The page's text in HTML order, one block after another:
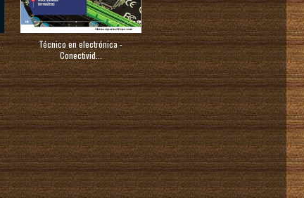
Técnico en electrónica -
Conectivid...